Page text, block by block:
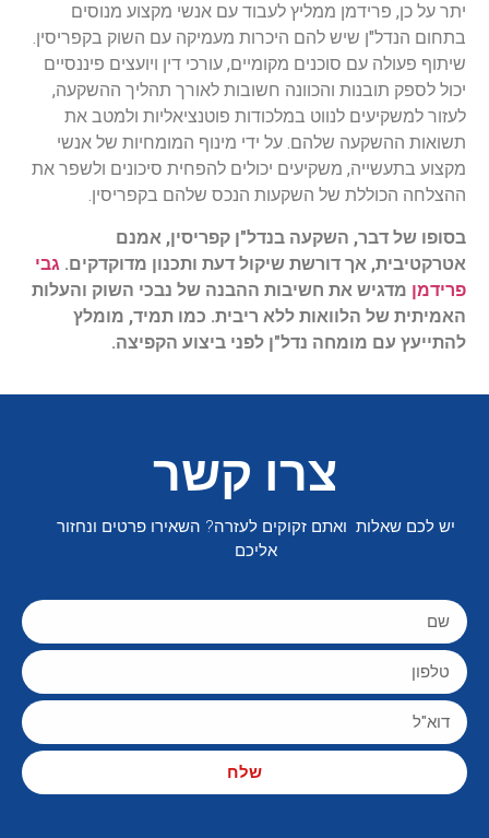
יתר על כן, פרידמן ממליץ לעבוד עם אנשי מקצוע מנוסים
בתחום הנדל"ן שיש להם היכרות מעמיקה עם השוק בקפריסין.
שיתוף פעולה עם סוכנים מקומיים, עורכי דין ויועצים פיננסיים
יכול לספק תובנות והכוונה חשובות לאורך תהליך ההשקעה,
לעזור למשקיעים לנווט במלכודות פוטנציאליות ולמטב את
תשואות ההשקעה שלהם. על ידי מינוף המומחיות של אנשי
מקצוע בתעשייה, משקיעים יכולים להפחית סיכונים ולשפר את
ההצלחה הכוללת של השקעות הנכס שלהם בקפריסין.
בסופו של דבר, השקעה בנדל"ן קפריסין, אמנם
אטרקטיבית, אך דורשת שיקול דעת ותכנון מדוקדקים. גבי
פרידמן מדגיש את חשיבות ההבנה של נבכי השוק והעלות
האמיתית של הלוואות ללא ריבית. כמו תמיד, מומלץ
להתייעץ עם מומחה נדל"ן לפני ביצוע הקפיצה.
צרו קשר
יש לכם שאלות ואתם זקוקים לעזרה? השאירו פרטים ונחזור
אליכם
שלח